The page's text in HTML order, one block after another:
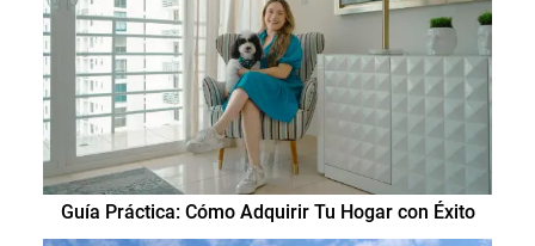
Guía Práctica: Cómo Adquirir Tu Hogar con Éxito